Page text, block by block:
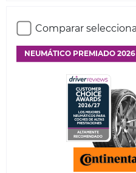
Comparar
NEUMÁTICO PREMIADO 2026